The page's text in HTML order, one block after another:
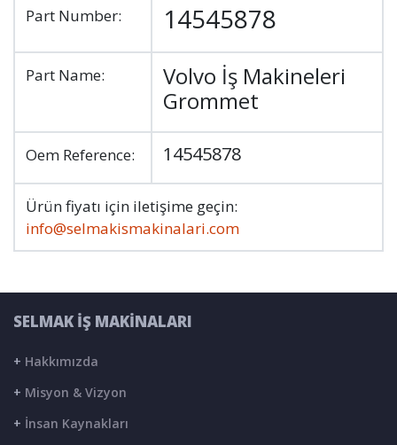
Part Number: 14545878
Part Name:
Volvo İş Makineleri
Grommet
Oem Reference: 14545878
Ürün fiyatı için iletişime geçin:
info@selmakismakinalari.com
SELMAK İŞ MAKİNALARI
+ Hakkımızda
+ Misyon & Vizyon
+ İnsan Kaynakları